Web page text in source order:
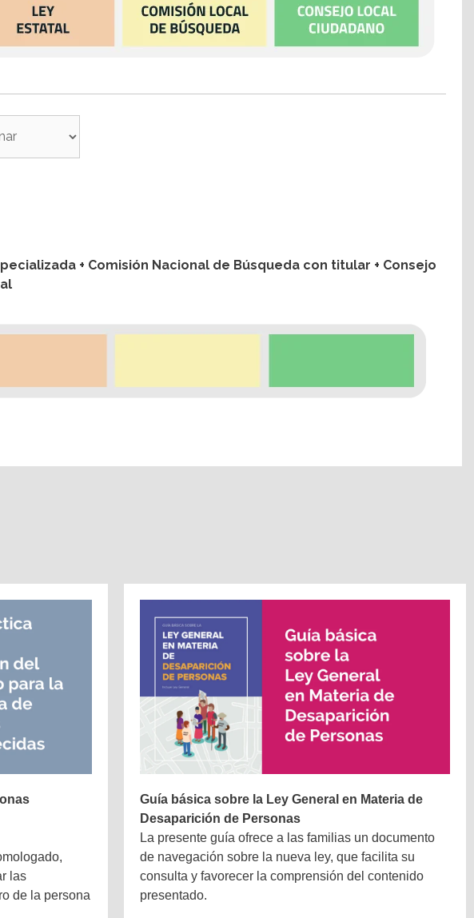
+ Comisión Nacional de Búsqueda con titular + Consejo
las
de la persona
Guía básica sobre la Ley General en Materia de
Desaparición de Personas
La presente guía ofrece a las familias un documento
de navegación sobre la nueva ley, que facilita su
consulta y favorecer la comprensión del contenido
presentado.